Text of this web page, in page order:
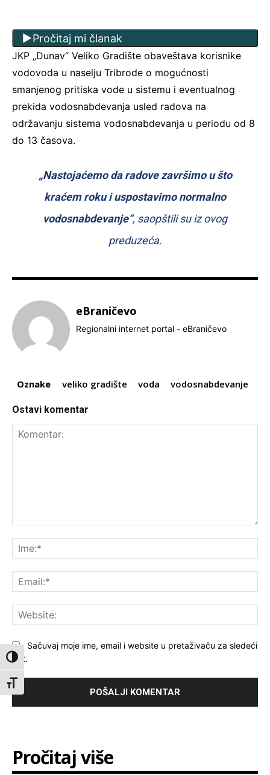
Toggle High Contrast
Toggle Font size
Pročitaj mi članak
JKP „Dunav“ Veliko Gradište obaveštava korisnike
vodovoda u naselju Tribrode o mogućnosti
smanjenog pritiska vode u sistemu i eventualnog
prekida vodosnabdevanja usled radova na
održavanju sistema vodosnabdevanja u periodu od 8
do 13 časova.
„Nastojaćemo da radove završimo u što
kraćem roku i uspostavimo normalno
vodosnabdevanje“, saopštili su iz ovog
preduzeća.
eBraničevo
Regionalni internet portal - eBraničevo
Oznake veliko gradište voda vodosnabdevanje
Ostavi komentar
Sačuvaj moje ime, email i website u pretaživaču za sledeći
put.
Pročitaj više